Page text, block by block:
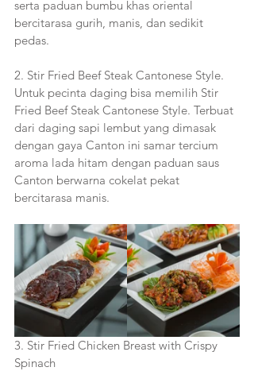
serta paduan bumbu khas oriental
bercitarasa gurih, manis, dan sedikit
pedas.
2. Stir Fried Beef Steak Cantonese Style.
Untuk pecinta daging bisa memilih Stir
Fried Beef Steak Cantonese Style. Terbuat
dari daging sapi lembut yang dimasak
dengan gaya Canton ini samar tercium
aroma lada hitam dengan paduan saus
Canton berwarna cokelat pekat
bercitarasa manis.
3. Stir Fried Chicken Breast with Crispy
Spinach